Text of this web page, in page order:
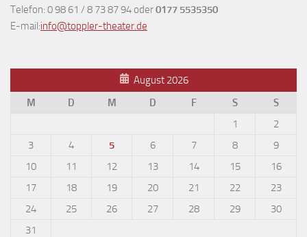
Telefon: 0 98 61 / 8 73 87 94 oder0177 5535350
E-mail:info@toppler-theater.de
August 2026
M
D M D F S
S
1
2
3
4 5 6 7 8
9
10
11 12 13 14 15
16
17
18 19 20 21 22
23
24
25 26 27 28 29
30
31